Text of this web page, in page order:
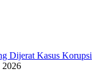
Dijerat Kasus Korupsi
2026